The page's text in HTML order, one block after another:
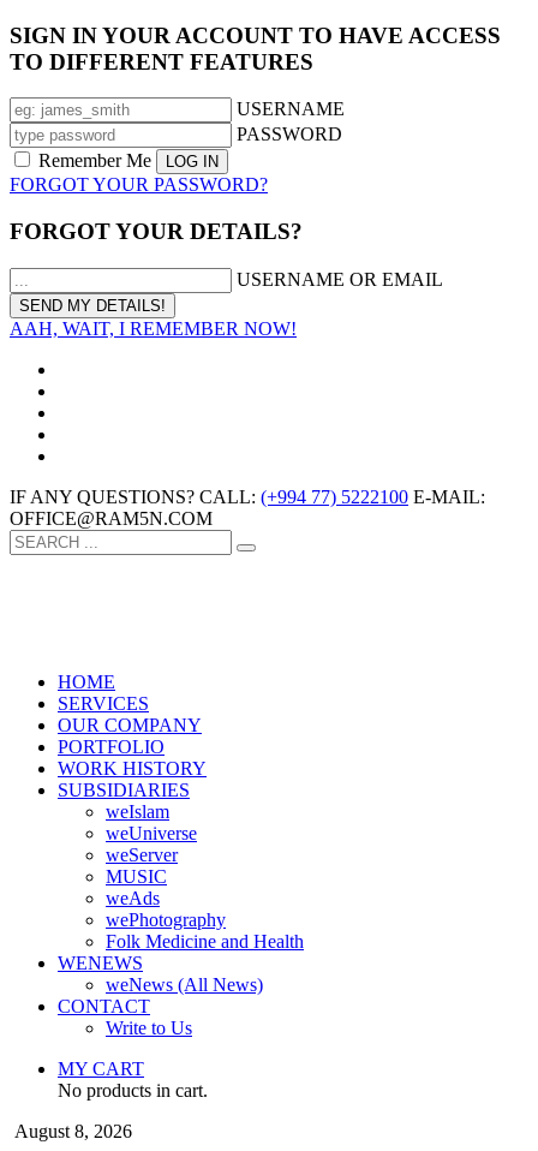
SIGN IN YOUR ACCOUNT TO HAVE ACCESS
TO DIFFERENT FEATURES
USERNAME
PASSWORD
Remember Me
FORGOT YOUR PASSWORD?
FORGOT YOUR DETAILS?
USERNAME OR EMAIL
AAH, WAIT, I REMEMBER NOW!
IF ANY QUESTIONS? CALL: (+994 77) 5222100 E-MAIL:
OFFICE@RAM5N.COM
HOME
SERVICES
OUR COMPANY
PORTFOLIO
WORK HISTORY
SUBSIDIARIES
weIslam
weUniverse
weServer
MUSIC
weAds
wePhotography
Folk Medicine and Health
WENEWS
weNews (All News)
CONTACT
Write to Us
MY CART
No products in cart.
August 8, 2026